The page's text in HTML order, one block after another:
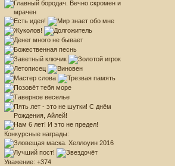
Конкурсные награды:
Уважение: +374